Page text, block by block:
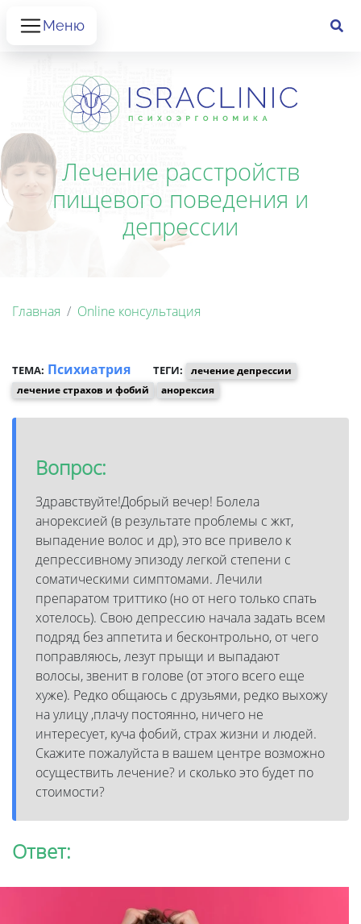
Меню
Лечение расстройств
пищевого поведения и
депрессии
Главная Online консультация
ТЕМА: Психиатрия ТЕГИ:
лечение депрессии
лечение страхов и фобий
анорексия
Вопрос:
Здравствуйте!Добрый вечер! Болела
анорексией (в результате проблемы с жкт,
выпадение волос и др), это все привело к
депрессивному эпизоду легкой степени с
соматическими симптомами. Лечили
препаратом триттико (но от него только спать
хотелось). Свою депрессию начала задать всем
подряд без аппетита и бесконтрольно, от чего
поправляюсь, лезут прыщи и выпадают
волосы, звенит в голове (от этого всего еще
хуже). Редко общаюсь с друзьями, редко выхожу
на улицу ,плачу постоянно, ничего не
интересует, куча фобий, страх жизни и людей.
Скажите пожалуйста в вашем центре возможно
осуществить лечение? и сколько это будет по
стоимости?
Ответ: